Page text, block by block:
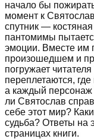
начало бы
момент к
спутник —
пантомимы
эмоции. Вместе им
произошедшем и
погружает
переплетаются,
а каждый
ли Святослав
себе этот мир?
судьба? Ответы на
страницах книги.